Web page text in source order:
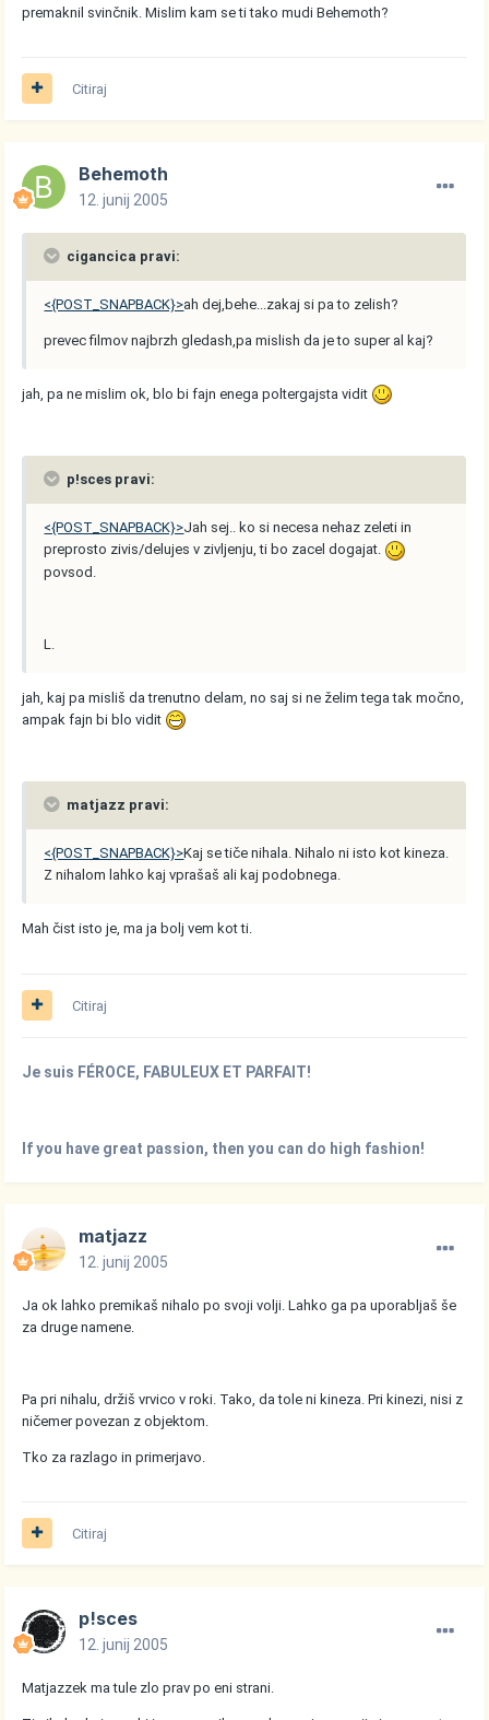
premaknil svinčnik. Mislim kam se ti tako mudi Behemoth?
Citiraj
Behemoth
12. junij 2005
cigancica pravi:
<{POST_SNAPBACK}>ah dej,behe...zakaj si pa to zelish?
prevec filmov najbrzh gledash,pa mislish da je to super al kaj?
jah, pa ne mislim ok, blo bi fajn enega poltergajsta vidit
p!sces pravi:
<{POST_SNAPBACK}>Jah sej.. ko si necesa nehaz zeleti in
preprosto zivis/delujes v zivljenju, ti bo zacel dogajat.
povsod.
L.
jah, kaj pa misliš da trenutno delam, no saj si ne želim tega tak močno,
ampak fajn bi blo vidit
matjazz pravi:
<{POST_SNAPBACK}>Kaj se tiče nihala. Nihalo ni isto kot kineza.
Z nihalom lahko kaj vprašaš ali kaj podobnega.
Mah čist isto je, ma ja bolj vem kot ti.
Citiraj
Je suis FÉROCE, FABULEUX ET PARFAIT!
If you have great passion, then you can do high fashion!
matjazz
12. junij 2005
Ja ok lahko premikaš nihalo po svoji volji. Lahko ga pa uporabljaš še
za druge namene.
Pa pri nihalu, držiš vrvico v roki. Tako, da tole ni kineza. Pri kinezi, nisi z
ničemer povezan z objektom.
Tko za razlago in primerjavo.
Citiraj
p!sces
12. junij 2005
Matjazzek ma tule zlo prav po eni strani.